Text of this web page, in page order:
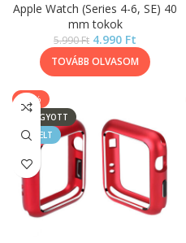
Apple Watch (Series 4-6, SE) 40
mm tokok
5.990Ft 4.990 Ft
TOVÁBB OLVASOM
-17%
ELFOGYOTT
KIEMELT